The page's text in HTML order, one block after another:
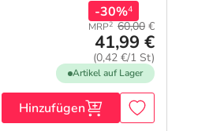
MRP2 60,00 €
41,99 €
(0,42 €/1 St)
-30%4
Artikel auf Lager
Hinzufügen